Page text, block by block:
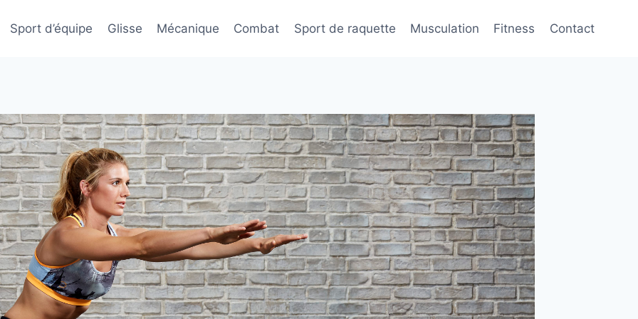
Sport d’équipe Glisse Mécanique Combat Sport de raquette Musculation Fitness Contact